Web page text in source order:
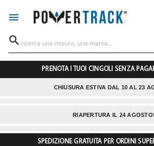


PRENOTA I TUOI CINGOLI SENZA
CHIUSURA ESTIVA DAL 10 AL 23
RIAPERTURA IL 24 AGOSTO!
SPEDIZIONE GRATUITA PER ORDINI